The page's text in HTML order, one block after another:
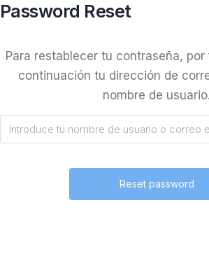
Password Reset
Para restablecer tu contraseña,
continuación tu dirección de
nombre de usuario.